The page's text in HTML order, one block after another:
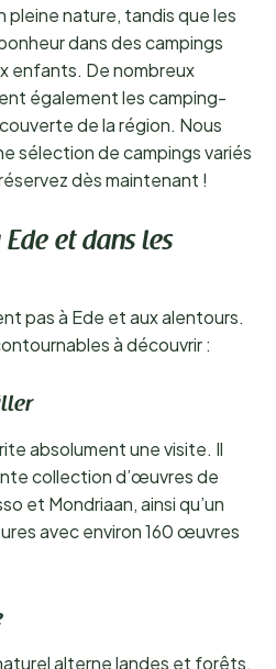
nature, tandis que les
dans des campings
enfants. De nombreux
également les camping-
de la région. Nous
sélection de campings variés
dès maintenant !
et dans les
pas à Ede et aux alentours.
à découvrir :
absolument une visite. Il
collection d’œuvres de
et Mondriaan, ainsi qu’un
avec environ 160 œuvres
alterne landes et forêts.